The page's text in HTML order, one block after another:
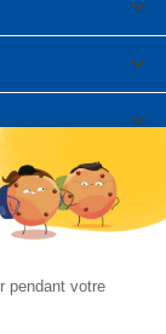



